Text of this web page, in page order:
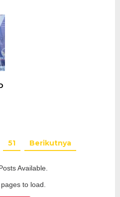
51 Berikutnya
Available.
to load.